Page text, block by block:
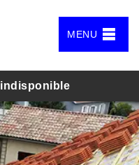
MENU
indisponible